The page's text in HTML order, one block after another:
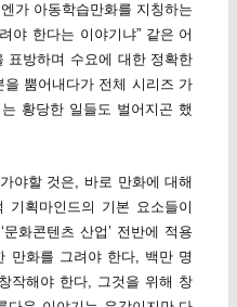
가 아동학습만화를 지칭하는
야 한다는 이야기냐” 같은 어
표방하며 수요에 대한 정확한
을 뿜어내다가 전체 시리즈 가
황당한 일들도 벌어지곤 했
야할 것은, 바로 만화에 대해
기획마인드의 기본 요소들이
화콘텐츠 산업’ 전반에 적용
만화를 그려야 한다, 백만 명
작해야 한다, 그것을 위해 창